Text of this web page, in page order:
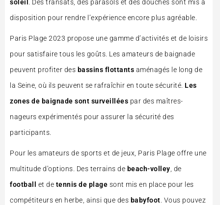
soleil
. Des transats, des parasols et des douches sont mis à
disposition pour rendre l’expérience encore plus agréable.
Paris Plage 2023 propose une gamme d’activités et de loisirs
pour satisfaire tous les goûts. Les amateurs de baignade
peuvent profiter des bassins flottants aménagés le long de
la Seine, où ils peuvent se rafraîchir en toute sécurité. Les
zones de baignade sont surveillées par des maîtres-
nageurs expérimentés pour assurer la sécurité des
participants.
Pour les amateurs de sports et de jeux, Paris Plage offre une
multitude d’options. Des terrains de beach-volley , de
football
et de tennis de plage sont mis en place pour les
compétiteurs en herbe, ainsi que des babyfoot . Vous pouvez